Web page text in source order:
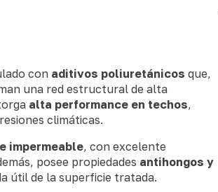
con aditivos poliuretánicos que,
una red estructural de alta
alta performance en techos,
climáticas.
impermeable, con excelente
posee propiedades antihongos y
útil de la superficie tratada.